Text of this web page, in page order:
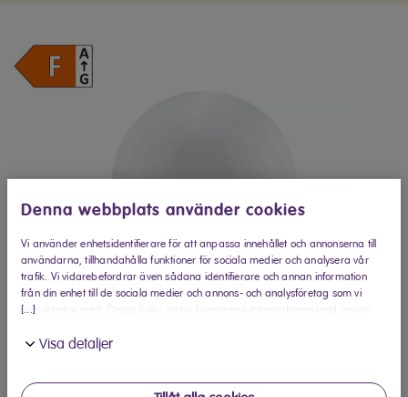
Denna webbplats använder cookies
[...]
Vi använder enhetsidentifierare för att anpassa innehållet och annonserna till
användarna, tillhandahålla funktioner för sociala medier och analysera vår
trafik. Vi vidarebefordrar även sådana identifierare och annan information
från din enhet till de sociala medier och annons- och analysföretag som vi
samarbetar med. Dessa kan i sin tur kombinera informationen med annan
använt deras tjänster.
Visa detaljer